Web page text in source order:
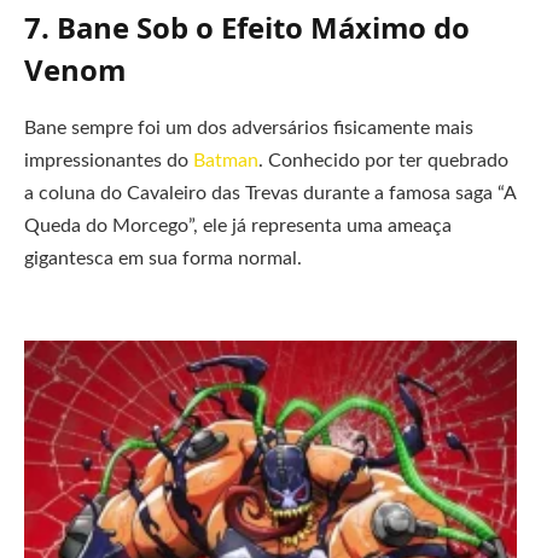
7. Bane Sob o Efeito Máximo do
Venom
Bane sempre foi um dos adversários fisicamente mais
impressionantes do Batman. Conhecido por ter quebrado
a coluna do Cavaleiro das Trevas durante a famosa saga “A
Queda do Morcego”, ele já representa uma ameaça
gigantesca em sua forma normal.